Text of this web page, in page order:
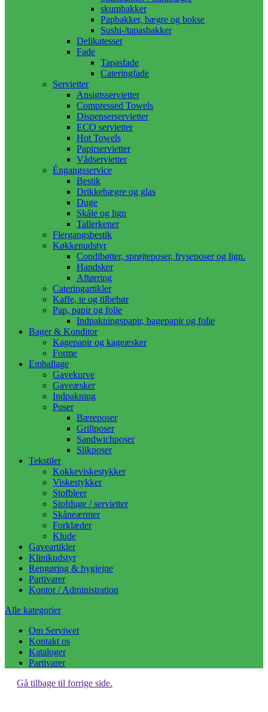
skumbakker
Papbakker, bægre og bokse
Sushi-/tapasbakker
Delikatesser
Fade
Tapasfade
Cateringfade
Servietter
Ansigtsservietter
Compressed Towels
Dispenserservietter
ECO servietter
Hot Towels
Papirservietter
Vådservietter
Éngangsservice
Bestik
Drikkebægre og glas
Duge
Skåle og lign
Tallerkener
Flergangsbestik
Køkkenudstyr
Condibøtter, sprøjteposer, fryseposer og lign.
Handsker
Aftørring
Cateringartikler
Kaffe, te og tilbehør
Pap, papir og folie
Indpakningspapir, bagepapir og folie
Bager & Konditor
Kagepapir og kageæsker
Forme
Emballage
Gavekurve
Gaveæsker
Indpakning
Poser
Bæreposer
Grillposer
Sandwichposer
Slikposer
Tekstiler
Kokkeviskestykker
Viskestykker
Stofbleer
Stofduge / servietter
Skåneærmer
Forklæder
Klude
Gaveartikler
Klinikudstyr
Rengøring & hygiejne
Partivarer
Kontor / Administration
Alle kategorier
Om Serviwet
Kontakt os
Kataloger
Partivarer
Gå tilbage til forrige side.